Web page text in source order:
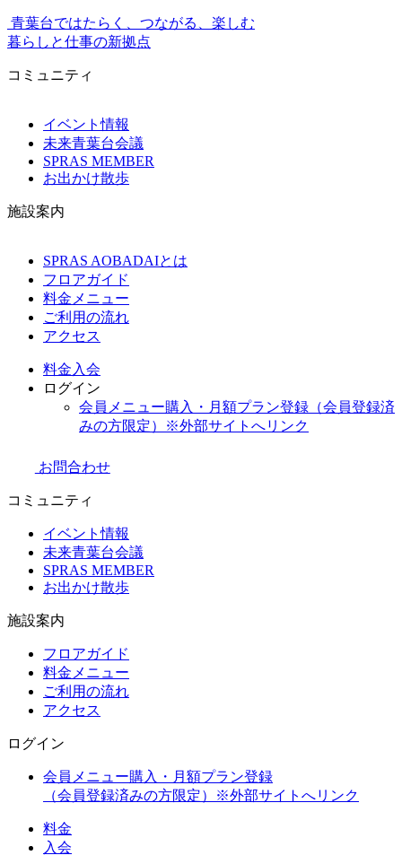
青葉台ではたらく、つながる、楽しむ
暮らしと仕事の新拠点
コミュニティ
イベント情報
未来青葉台会議
SPRAS MEMBER
お出かけ散歩
施設案内
SPRAS AOBADAIとは
フロアガイド
料金メニュー
ご利用の流れ
アクセス
料金 入会
ログイン
会員メニュー購入・月額プラン登録（会員登録済
みの方限定）
※外部サイトへリンク
お問合わせ
コミュニティ
イベント情報
未来青葉台会議
SPRAS MEMBER
お出かけ散歩
施設案内
フロアガイド
料金メニュー
ご利用の流れ
アクセス
ログイン
会員メニュー購入・月額プラン登録
（会員登録済みの方限定）
※外部サイトへリンク
料金
入会